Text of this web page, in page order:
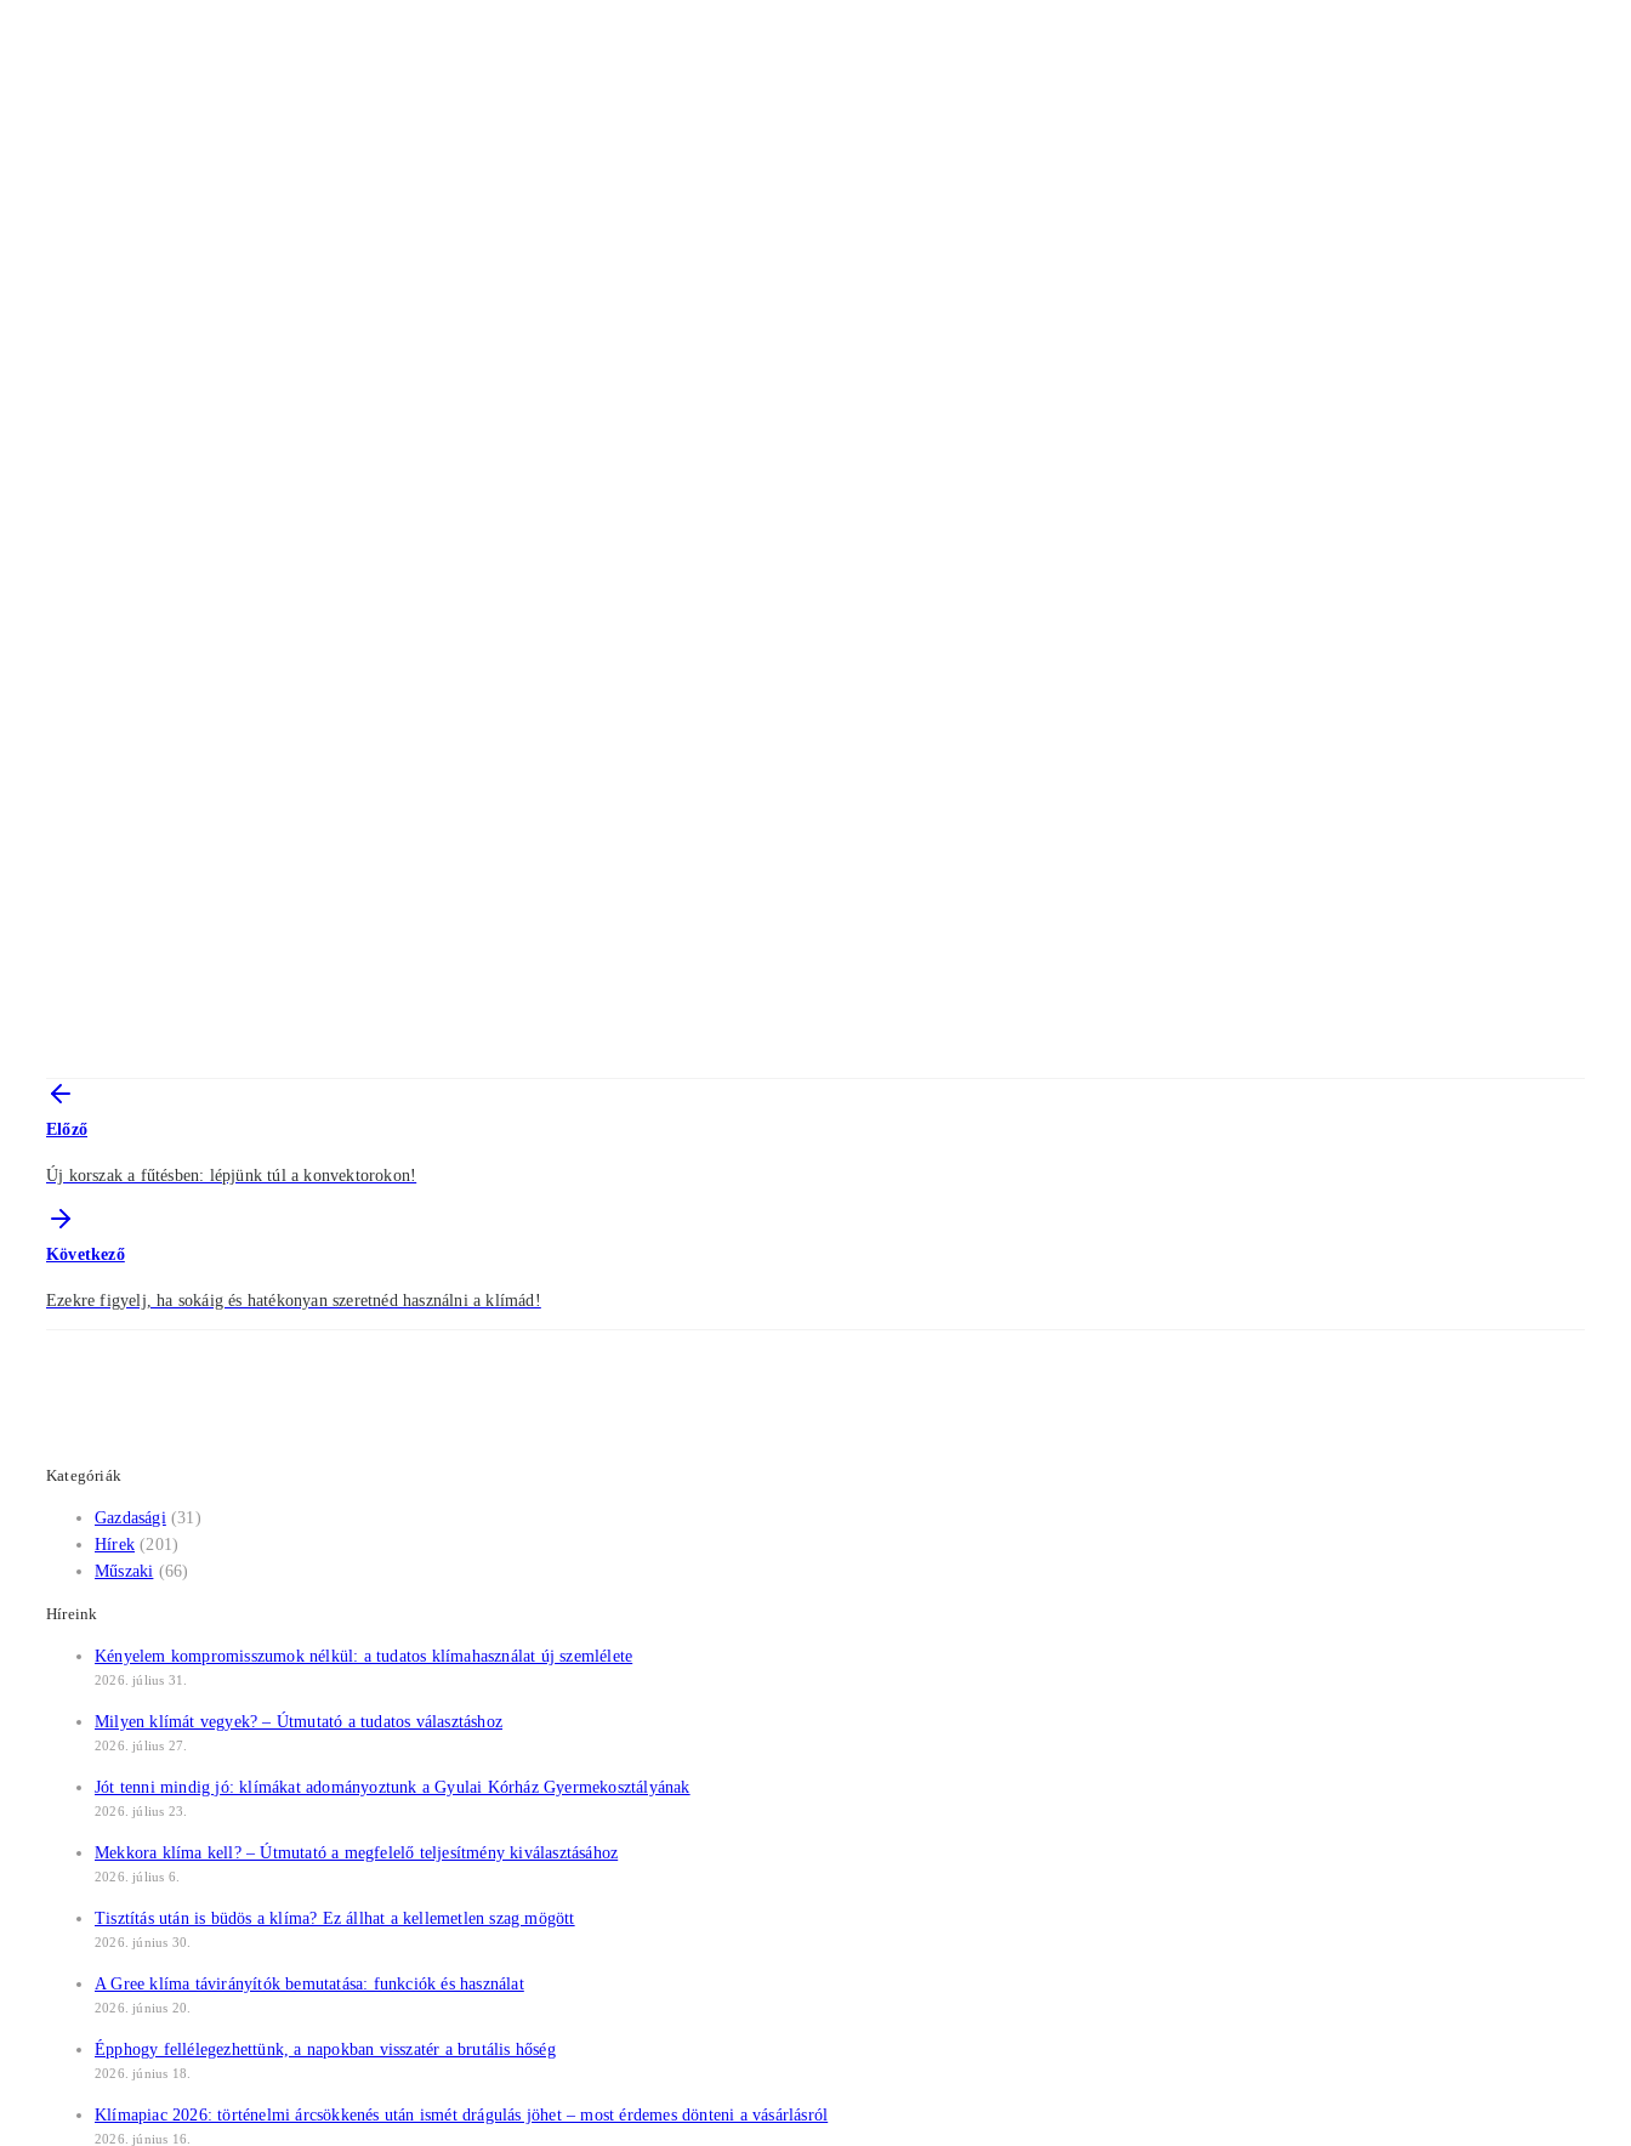
Előző
Új korszak a fűtésben: lépjünk túl a konvektorokon!
Következő
Ezekre figyelj, ha sokáig és hatékonyan szeretnéd használni a klímád!
Kategóriák
Gazdasági(31)
Hírek (201)
Műszaki (66)
Híreink
Kényelem kompromisszumok nélkül: a tudatos klímahasználat új szemlélete
2026. július 31.
Milyen klímát vegyek? – Útmutató a tudatos választáshoz
2026. július 27.
Jót tenni mindig jó: klímákat adományoztunk a Gyulai Kórház Gyermekosztályának
2026. július 23.
Mekkora klíma kell? – Útmutató a megfelelő teljesítmény kiválasztásához
2026. július 6.
Tisztítás után is büdös a klíma? Ez állhat a kellemetlen szag mögött
2026. június 30.
A Gree klíma távirányítók bemutatása: funkciók és használat
2026. június 20.
Épphogy fellélegezhettünk, a napokban visszatér a brutális hőség
2026. június 18.
Klímapiac 2026: történelmi árcsökkenés után ismét drágulás jöhet – most érdemes dönteni a vásárlásról
2026. június 16.